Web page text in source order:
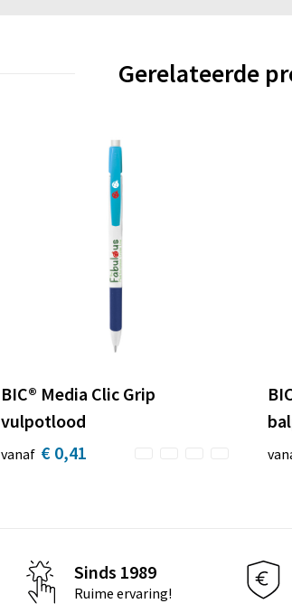
Gerelateerde
BIC® Media Clic Grip
vulpotlood
vanaf € 0,41
Sinds 1989
Ruime ervaring!